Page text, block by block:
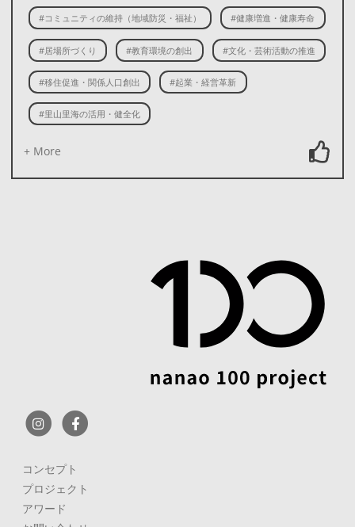
#コミュニティの維持（地域防災・福祉） #健康増進・健康寿命
#居場所づくり #教育環境の創出 #文化・芸術活動の推進
#移住促進・関係人口創出 #起業・経営革新
#里山里海の活用・健全化
+ More
コンセプト
プロジェクト
アワード